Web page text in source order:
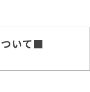
いて■